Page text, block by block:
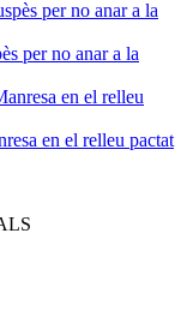
per no anar a la
en el relleu pactat